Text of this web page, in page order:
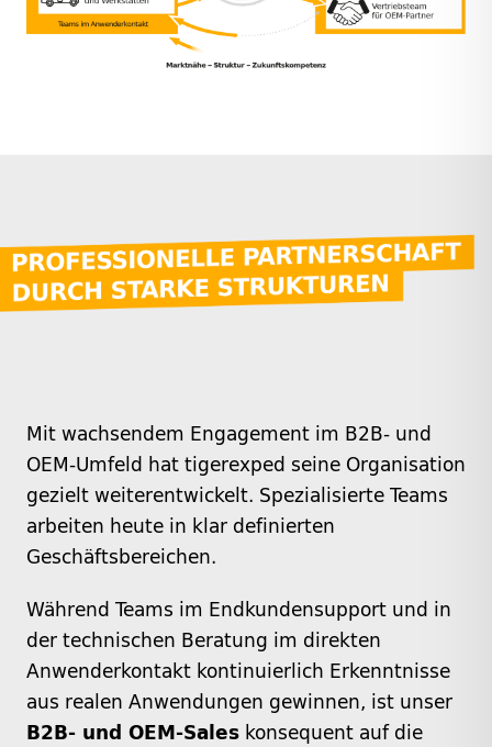
Mit wachsendem Engagement im B2B- und
OEM-Umfeld hat tigerexped seine Organisation
gezielt weiterentwickelt. Spezialisierte Teams
arbeiten heute in klar definierten
Geschäftsbereichen.
Während Teams im Endkundensupport und in
der technischen Beratung im direkten
Anwenderkontakt kontinuierlich Erkenntnisse
aus realen Anwendungen gewinnen, ist unser
B2B- und OEM-Sales konsequent auf die